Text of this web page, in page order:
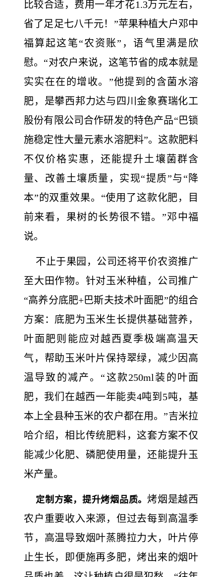
比较合适，费用一年才花1.3万元左右，
省了足足七八千元！”苹果种植大户邓中
福算起这笔“农资账”，语气里满是欣
慰。“对农户来说，这笔节省的成本就是
实实在在的增收。”他提到的含菌水溶
肥，是攀西邦力达与四川金象赛瑞化工
股份有限公司合作研发的特色产品“巴锁
施稳定性大量元素水溶肥料”。这款肥料
不仅价格实惠，还能提升土壤菌群含
量、改善土壤质量，实现“提质”与“降
本”的双重效果。“使用了这款化肥，目
前来看，果树的长势很不错。”邓中福
说。
不止于果园，公司还将平价农资推广
至大田作物。针对玉米种植，公司推广
“高养分底肥+巴斯夫技术叶面肥”的组合
方案：底肥为玉米生长提供基础营养，
叶面肥则能应对越西夏季极端高温天
气，帮助玉米叶片保持翠绿，减少因高
温导致的减产。“这款250ml装的叶面
肥，我们在越西一年能卖4吨到5吨，基
本上全县种玉米的农户都在用。”吉米拉
哈介绍，相比传统肥料，这套方案不仅
能减少化肥、磷肥使用量，还能提升玉
米产量。
定制方案，提升烤烟品质。 烤烟是越西
农户重要收入来源，但过去每到高温季
节，高温导致烟叶蒸腾拉力大，叶片停
止生长，即便施再多肥，烤出来的烟叶